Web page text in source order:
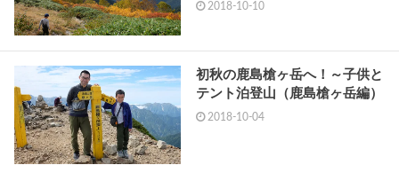
2018-10-10
初秋の鹿島槍ヶ岳へ！～子供と
テント泊登山（鹿島槍ヶ岳編）
2018-10-04